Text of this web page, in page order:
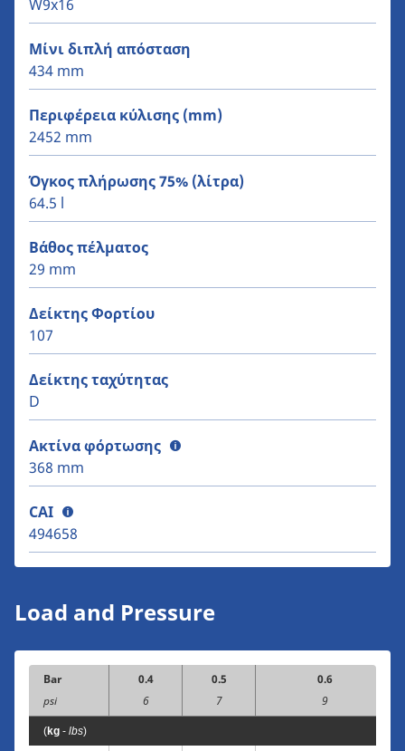
W9x16
Μίνι διπλή απόσταση
434 mm
Περιφέρεια κύλισης (mm)
2452 mm
Όγκος πλήρωσης 75% (λίτρα)
64.5 l
Βάθος πέλματος
29 mm
Δείκτης Φορτίου
107
Δείκτης ταχύτητας
D
Ακτίνα φόρτωσης
368 mm
CAI
494658
Load and Pressure
Bar
psi
0.4
6
0.5
7
0.6
9
(kg - lbs)